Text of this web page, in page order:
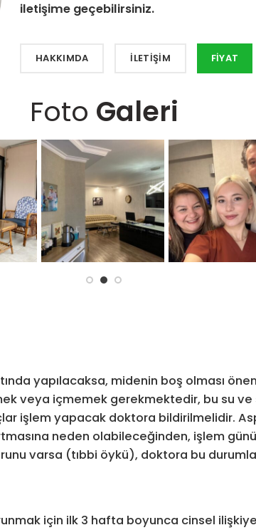
iletişime geçebilirsiniz.
HAKKIMDA İLETIŞIM FIYAT
Foto Galeri
yapılacaksa, midenin boş olması
veya içmemek gerekmektedir, bu su ve
işlem yapacak doktora bildirilmelidir.
neden olabileceğinden, işlem
varsa (tıbbi öykü), doktora bu
için ilk 3 hafta boyunca cinsel